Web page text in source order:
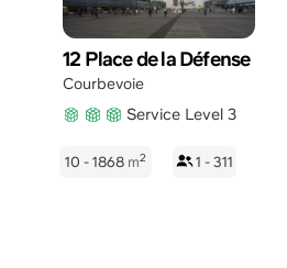
12 Place de la Défense
Courbevoie
Service Level 3
10 - 1868 m2 1 - 311